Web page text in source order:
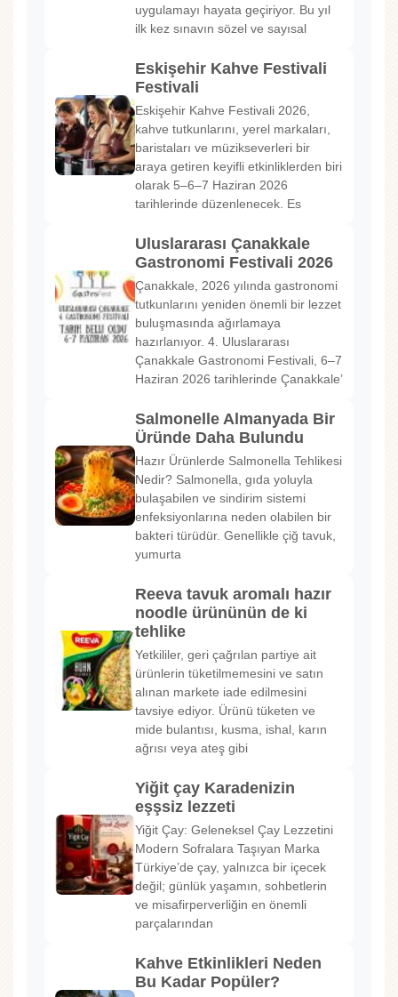
uygulamayı hayata geçiriyor. Bu yıl
ilk kez sınavın sözel ve sayısal
Eskişehir Kahve Festivali
Festivali
Eskişehir Kahve Festivali 2026,
kahve tutkunlarını, yerel markaları,
baristaları ve müzikseverleri bir
araya getiren keyifli etkinliklerden biri
olarak 5–6–7 Haziran 2026
tarihlerinde düzenlenecek. Es
Uluslararası Çanakkale
Gastronomi Festivali 2026
Çanakkale, 2026 yılında gastronomi
tutkunlarını yeniden önemli bir lezzet
buluşmasında ağırlamaya
hazırlanıyor. 4. Uluslararası
Çanakkale Gastronomi Festivali, 6–7
Haziran 2026 tarihlerinde Çanakkale’
Salmonelle Almanyada Bir
Üründe Daha Bulundu
Hazır Ürünlerde Salmonella Tehlikesi
Nedir? Salmonella, gıda yoluyla
bulaşabilen ve sindirim sistemi
enfeksiyonlarına neden olabilen bir
bakteri türüdür. Genellikle çiğ tavuk,
yumurta
Reeva tavuk aromalı hazır
noodle ürününün de ki
tehlike
Yetkililer, geri çağrılan partiye ait
ürünlerin tüketilmemesini ve satın
alınan markete iade edilmesini
tavsiye ediyor. Ürünü tüketen ve
mide bulantısı, kusma, ishal, karın
ağrısı veya ateş gibi
Yiğit çay Karadenizin
eşşsiz lezzeti
Yiğit Çay: Geleneksel Çay Lezzetini
Modern Sofralara Taşıyan Marka
Türkiye’de çay, yalnızca bir içecek
değil; günlük yaşamın, sohbetlerin
ve misafirperverliğin en önemli
parçalarından
Kahve Etkinlikleri Neden
Bu Kadar Popüler?